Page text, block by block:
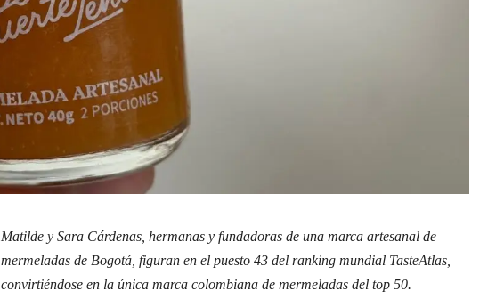
Matilde y Sara Cárdenas, hermanas y fundadoras de una marca artesanal de
mermeladas de Bogotá, figuran en el puesto 43 del ranking mundial TasteAtlas,
convirtiéndose en la única marca colombiana de mermeladas del top 50.